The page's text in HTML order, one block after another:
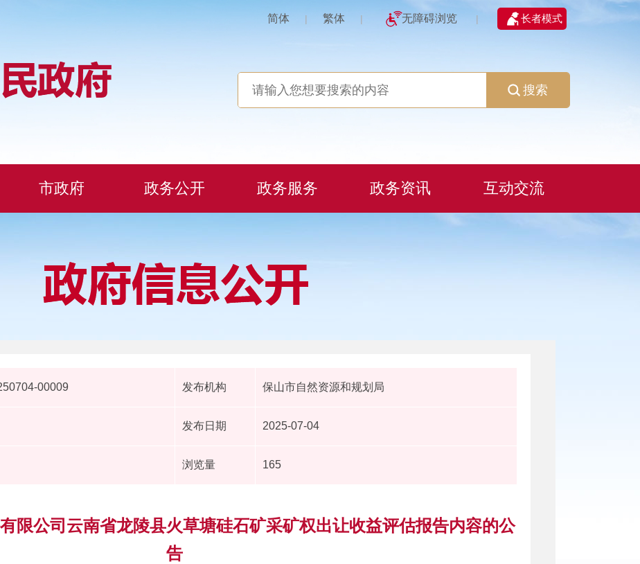
简体 | 繁体 | 无障碍浏览 | 长者模式
搜索
市政府 政务公开 政务服务 政务资讯 互动交流
00009 发布机构 保山市自然资源和规划局
发布日期 2025-07-04
浏览量 165
限公司云南省龙陵县火草塘硅石矿采矿权出让收益评估报告内容的公
告